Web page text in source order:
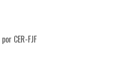
por CER-FJF